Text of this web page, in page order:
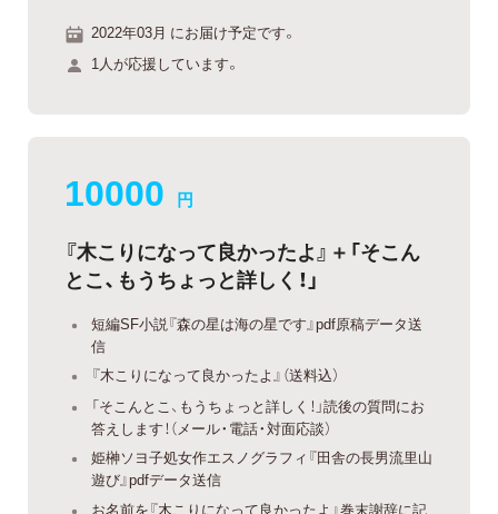
2022年03月 にお届け予定です。
1人が応援しています。
10000 円
『木こりになって良かったよ』＋「そこん
とこ、もうちょっと詳しく！」
短編SF小説『森の星は海の星です』pdf原稿データ送
信
『木こりになって良かったよ』（送料込）
「そこんとこ、もうちょっと詳しく！」読後の質問にお
答えします！（メール・電話・対面応談）
姫榊ソヨ子処女作エスノグラフィ『田舎の長男流里山
遊び』pdfデータ送信
お名前を『木こりになって良かったよ』巻末謝辞に記